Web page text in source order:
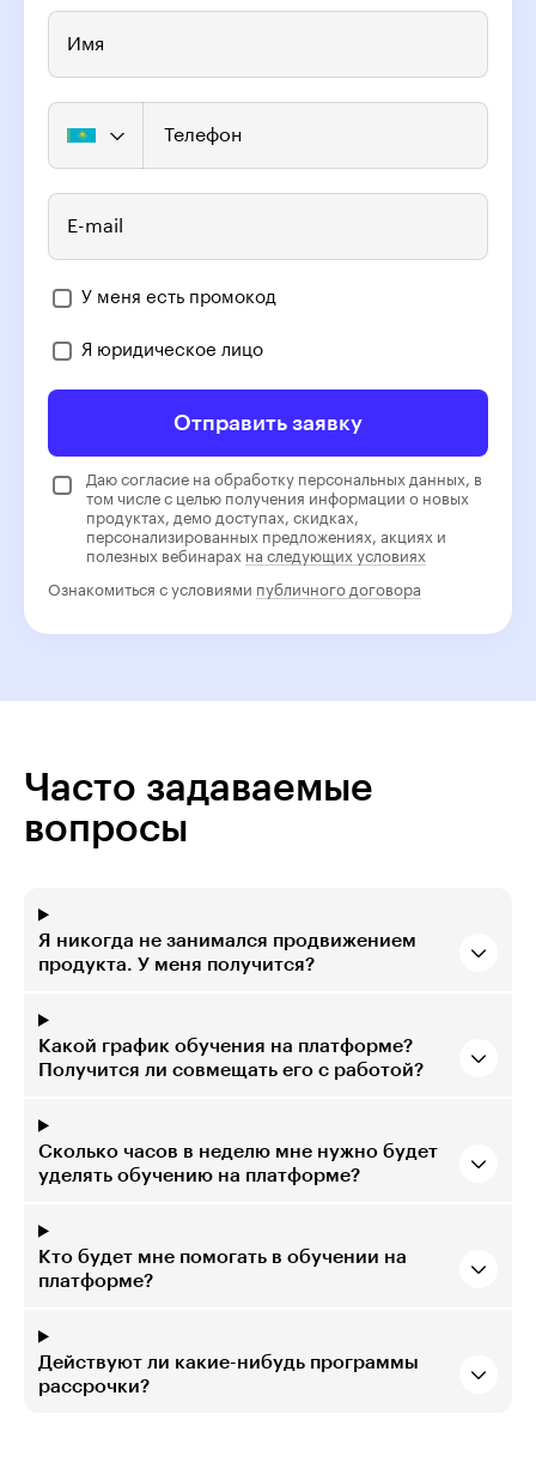
Имя
Телефон
E-mail
У меня есть промокод
Я юридическое лицо
Отправить заявку
Даю согласие на обработку персональных данных, в
том числе с целью получения информации о новых
продуктах, демо доступах, скидках,
персонализированных предложениях, акциях и
полезных вебинарах на следующих условиях
Ознакомиться с условиями публичного договора
Часто задаваемые
вопросы
Я никогда не занимался продвижением
продукта. У меня получится?
Какой график обучения на платформе?
Получится ли совмещать его с работой?
Сколько часов в неделю мне нужно будет
уделять обучению на платформе?
Кто будет мне помогать в обучении на
платформе?
Действуют ли какие-нибудь программы
рассрочки?